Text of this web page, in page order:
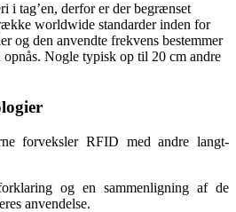
i tag’en, derfor er der begrænset
worldwide standarder inden for
og den anvendte frekvens bestemmer
Nogle typisk op til 20 cm andre
forveksler RFID med andre langt-
og en sammenligning af de
anvendelse.